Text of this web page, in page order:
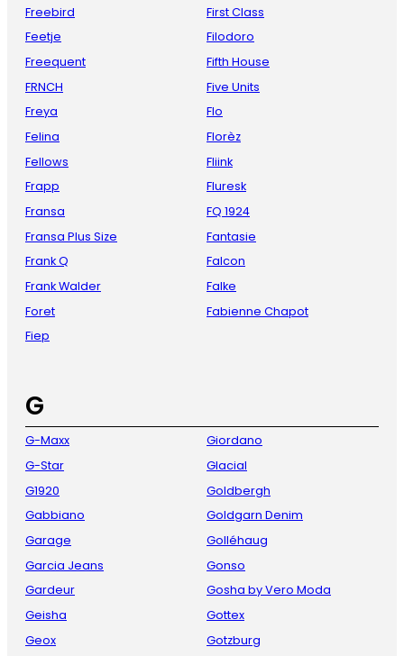
Freebird
Feetje
Freequent
FRNCH
Freya
Felina
Fellows
Frapp
Fransa
Fransa Plus Size
Frank Q
Frank Walder
Foret
Fiep
First Class
Filodoro
Fifth House
Five Units
Flo
Florèz
Fliink
Fluresk
FQ 1924
Fantasie
Falcon
Falke
Fabienne Chapot
G
G-Maxx
G-Star
G1920
Gabbiano
Garage
Garcia Jeans
Gardeur
Geisha
Geox
Giordano
Glacial
Goldbergh
Goldgarn Denim
Golléhaug
Gonso
Gosha by Vero Moda
Gottex
Gotzburg